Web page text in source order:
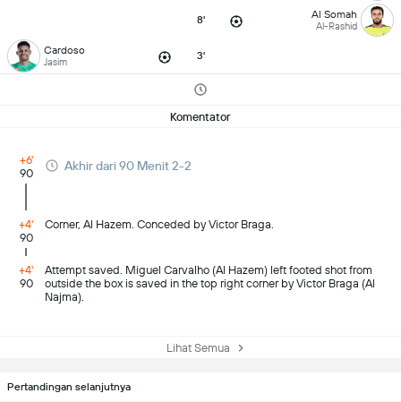
8' Al Somah
Al-Rashid
Cardoso
Jasim 3'
Komentator
+6'
90
Akhir dari 90 Menit 2-2
+4'
90
Corner, Al Hazem. Conceded by Victor Braga.
+4'
90
Attempt saved. Miguel Carvalho (Al Hazem) left footed shot from
outside the box is saved in the top right corner by Victor Braga (Al
Najma).
Lihat Semua
Pertandingan selanjutnya